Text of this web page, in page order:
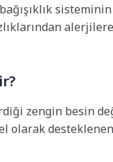
zengin besin